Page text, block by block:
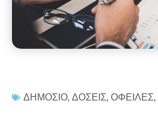
ΔΗΜΟΣΙΟ, ΔΟΣΕΙΣ, ΟΦΕΙΛΕΣ,